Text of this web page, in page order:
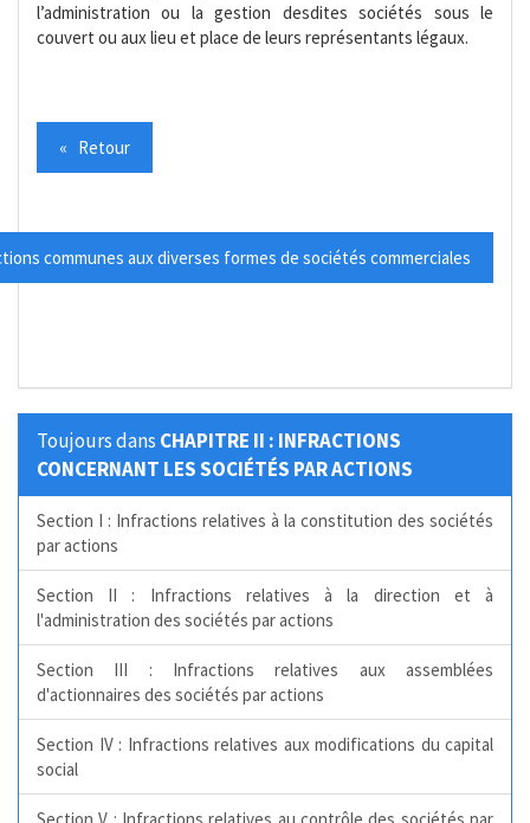
l’administration ou la gestion desdites sociétés sous le
couvert ou aux lieu et place de leurs représentants légaux.
« Retour
communes aux diverses formes de sociétés commerciales
Toujours dans CHAPITRE II : INFRACTIONS
CONCERNANT LES SOCIÉTÉS PAR ACTIONS
Section I : Infractions relatives à la constitution des sociétés
par actions
Section II : Infractions relatives à la direction et à
l'administration des sociétés par actions
Section III : Infractions relatives aux assemblées
d'actionnaires des sociétés par actions
Section IV : Infractions relatives aux modifications du capital
social
Section V : Infractions relatives au contrôle des sociétés par